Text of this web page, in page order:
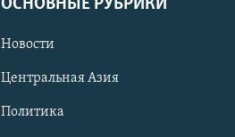
ОСНОВНЫЕ РУБРИКИ
Новости
Центральная Азия
Политика